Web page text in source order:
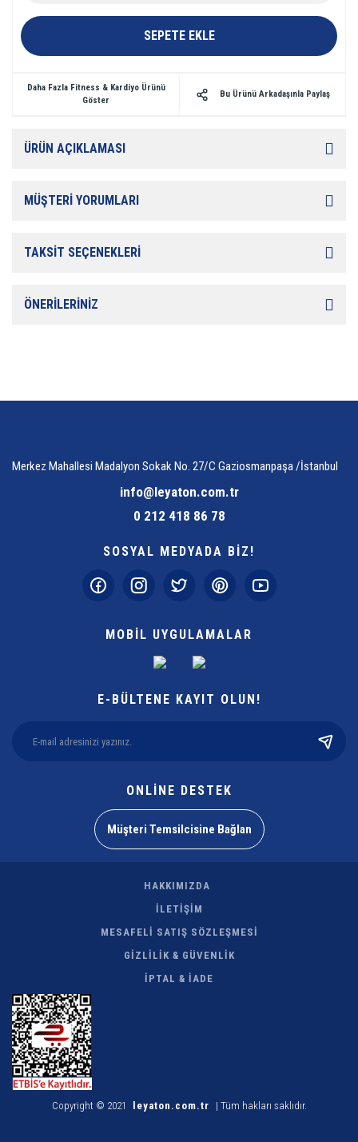
SEPETE EKLE
Daha Fazla Fitness & Kardiyo Ürünü
Göster
Bu Ürünü Arkadaşınla Paylaş
ÜRÜN AÇIKLAMASI
MÜŞTERİ YORUMLARI
TAKSİT SEÇENEKLERİ
ÖNERİLERİNİZ
Merkez Mahallesi Madalyon Sokak No. 27/C Gaziosmanpaşa /İstanbul
info@leyaton.com.tr
0 212 418 86 78
SOSYAL MEDYADA BİZ!
MOBİL UYGULAMALAR
E-BÜLTENE KAYIT OLUN!
ONLİNE DESTEK
Müşteri Temsilcisine Bağlan
HAKKIMIZDA
İLETİŞİM
MESAFELİ SATIŞ SÖZLEŞMESİ
GİZLİLİK & GÜVENLİK
İPTAL & İADE
Copyright © 2021 leyaton.com.tr | Tüm hakları saklıdır.